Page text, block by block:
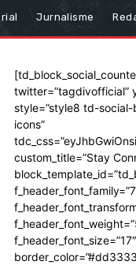
Jurnalisme
twitter=”tagdivofficial”
style=”style8 td-
icons”
custom_title=”Stay
f_header_font_size=”17″